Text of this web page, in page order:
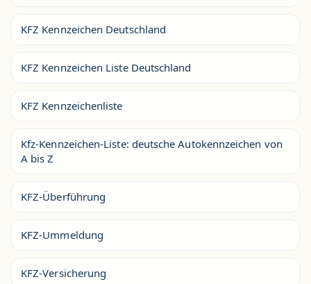
KFZ Kennzeichen Deutschland
KFZ Kennzeichen Liste Deutschland
KFZ Kennzeichenliste
Kfz-Kennzeichen-Liste: deutsche Autokennzeichen von
A bis Z
KFZ-Überführung
KFZ-Ummeldung
KFZ-Versicherung